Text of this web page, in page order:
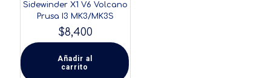
Sidewinder X1 V6 Volcano
Prusa I3 MK3/MK3S
$8,400
Añadir al
carrito